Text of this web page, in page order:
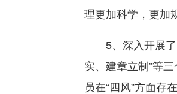
理更加科学，更加
5、深入开展了党
实、建章立制”等
员在“四风”方面存